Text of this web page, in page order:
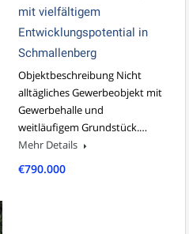
mit vielfältigem
Entwicklungspotential in
Schmallenberg
Objektbeschreibung Nicht
alltägliches Gewerbeobjekt mit
Gewerbehalle und
weitläufigem Grundstück.…
Mehr Details
€790.000